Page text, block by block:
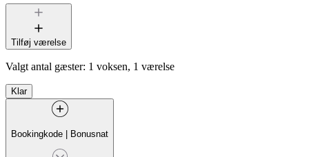
Tilføj værelse
Valgt antal gæster: 1 voksen, 1 værelse
Klar
Bookingkode | Bonusnat